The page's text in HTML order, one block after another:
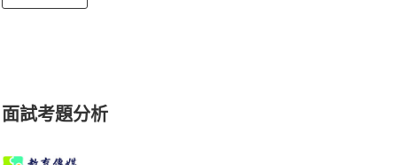
面試考題分析